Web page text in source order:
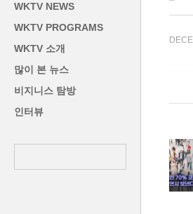
WKTV NEWS
WKTV PROGRAMS
WKTV 소개
많이 본 뉴스
비지니스 탐방
인터뷰